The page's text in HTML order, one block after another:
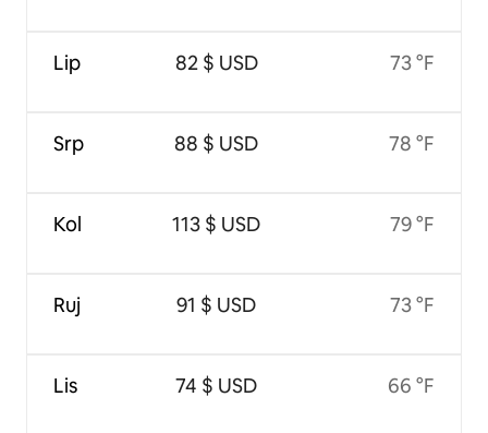
Lip
Srp
Kol
Ruj
Lis
82 $ USD
88 $ USD
113 $ USD
91 $ USD
74 $ USD
73 °F
78 °F
79 °F
73 °F
66 °F